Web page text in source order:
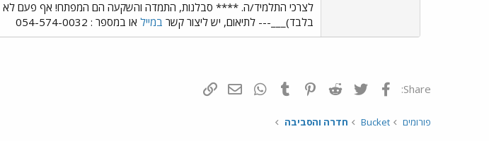
בלבד)___--- לתיאום, יש ליצור קשר במייל או במספר : 054-574-0032
Share: פייסבוק Twitter
Reddit
Pinterest
Tumblr
WhatsAppדואר אלקטרוני
פורומים Bucket חדרה והסביבה